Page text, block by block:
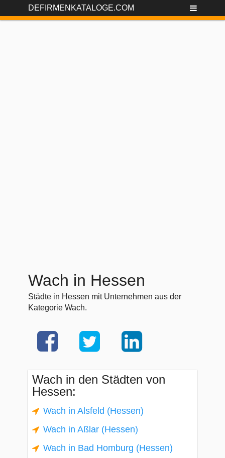
DEFIRMENKATALOGE.COM
Wach in Hessen
Städte in Hessen mit Unternehmen aus der
Kategorie Wach.
Wach in den Städten von
Hessen:
Wach in Alsfeld (Hessen)
Wach in Aßlar (Hessen)
Wach in Bad Homburg (Hessen)